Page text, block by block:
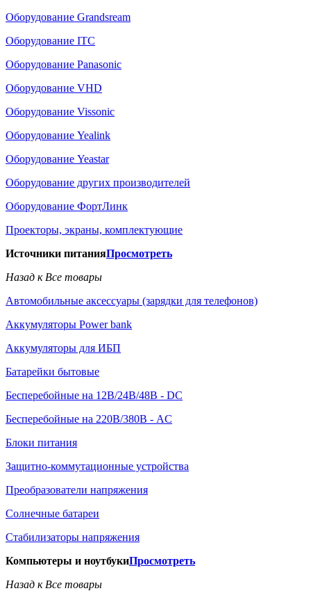
Оборудование Grandsream
Оборудование ITC
Оборудование Panasonic
Оборудование VHD
Оборудование Vissonic
Оборудование Yealink
Оборудование Yeastar
Оборудование других производителей
Оборудование ФортЛинк
Проекторы, экраны, комплектующие
Источники питанияПросмотреть
Назад к Все товары
Автомобильные аксессуары (зарядки для телефонов)
Аккумуляторы Power bank
Аккумуляторы для ИБП
Батарейки бытовые
Бесперебойные на 12В/24В/48В - DC
Бесперебойные на 220В/380В - AC
Блоки питания
Защитно-коммутационные устройства
Преобразователи напряжения
Солнечные батареи
Стабилизаторы напряжения
Компьютеры и ноутбукиПросмотреть
Назад к Все товары